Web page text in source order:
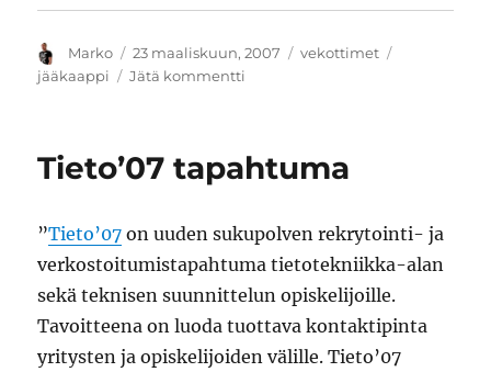
Kirjoittaja
Marko Julkaistu
23 maaliskuun, 2007 Kategoriat
vekottimet
jääkaappi
Jätä kommentti
Tieto’07 tapahtuma
”Tieto’07 on uuden sukupolven rekrytointi- ja
verkostoitumistapahtuma tietotekniikka-alan
sekä teknisen suunnittelun opiskelijoille.
Tavoitteena on luoda tuottava kontaktipinta
yritysten ja opiskelijoiden välille. Tieto’07